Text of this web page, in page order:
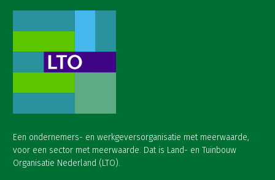
Een ondernemers- en werkgeversorganisatie met meerwaarde,
voor een sector met meerwaarde. Dat is Land- en Tuinbouw
Organisatie Nederland (LTO).